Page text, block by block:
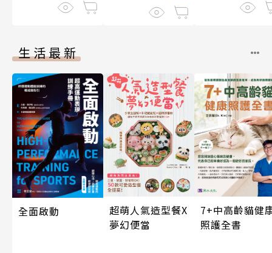
生活最新
全面啟動
超萌人氣造型餐X
夢幻便當
7+中高齡貓健
照護全書